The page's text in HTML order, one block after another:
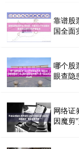
靠谱股
国全面
哪个股
眼查隐
网络证
因魔剪